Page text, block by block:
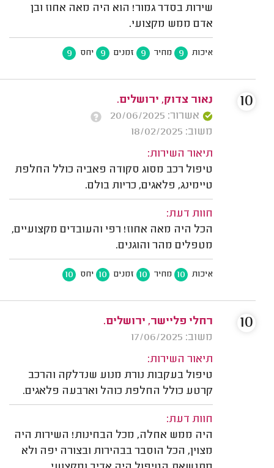
שירות בסדר גמור! הוא היה מאה אחוז ובן
אדם ממש מקצועי.
איכות 9 מחיר 9 זמנים 9 יחס 9
נאור צדוק, ירושלים.
אשרור: 20/06/2025
משוב: 18/02/2025
תיאור השירות:
טיפול רכב מסוג סקודה פאביה כולל החלפת
טיימינג, פלאגים, כריות בולם.
חוות דעת:
הכל היה מאה אחוז! רפי והעובדים מקצועיים,
מטפלים מהר והוגנים.
איכות 10 מחיר 10 זמנים 10 יחס 10
10
רחלי פליישר, ירושלים.
משוב: 17/06/2025
תיאור השירות:
טיפול בעקבות נורת מנוע שנדלקה והרכב
קרטע כולל החלפת כוהל וארבעה פלאגים.
חוות דעת:
היה ממש אחלה, מכל הבחינות! השירות היה
מצוין, הכל הוסבר בבהירות ובצורה יפה ולא
10